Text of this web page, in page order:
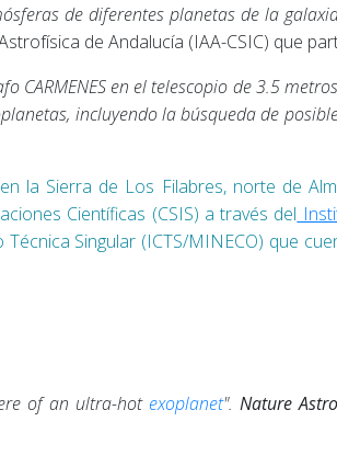
de diferentes planetas de la
de Andalucía (IAA-CSIC) que
CARMENES en el telescopio de 3.5
incluyendo la búsqueda de
la Sierra de Los Filabres, norte de
Científicas (CSIS) a través del
Singular (ICTS/MINECO) que
of an ultra-hot exoplanet". Nature